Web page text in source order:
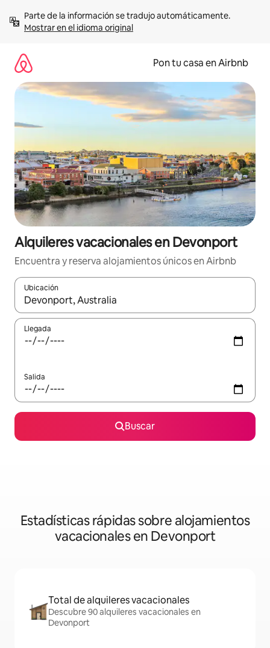
contenidoMostrar en el idioma original
Pon tu casa en Airbnb
Alquileres vacacionales en Devonport
Encuentra y reserva alojamientos únicos en Airbnb
Ubicación
Cuando los resultados estén disponibles, navega con las
Llegada
Salida
Buscar
Estadísticas rápidas sobre alojamientos
vacacionales en Devonport
Total de alquileres vacacionales
Descubre 90 alquileres vacacionales en
Devonport